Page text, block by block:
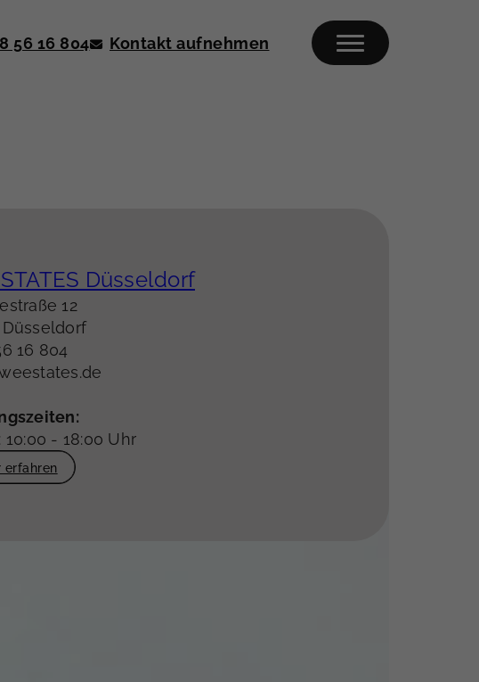
56 16 804 Kontakt aufnehmen
Düsseldorf
12
Düsseldorf
16 804
10:00 - 18:00 Uhr
erfahren